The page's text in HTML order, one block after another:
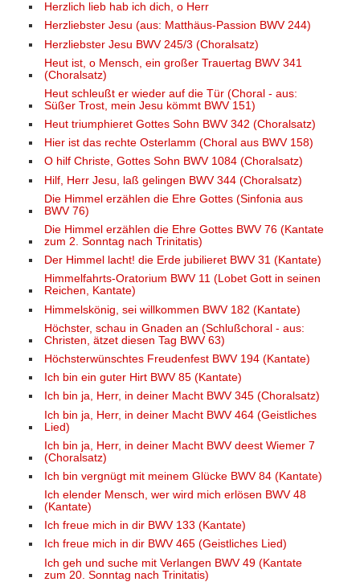
Herzlich lieb hab ich dich, o Herr
Herzliebster Jesu (aus: Matthäus-Passion BWV 244)
Herzliebster Jesu BWV 245/3 (Choralsatz)
Heut ist, o Mensch, ein großer Trauertag BWV 341
(Choralsatz)
Heut schleußt er wieder auf die Tür (Choral - aus:
Süßer Trost, mein Jesu kömmt BWV 151)
Heut triumphieret Gottes Sohn BWV 342 (Choralsatz)
Hier ist das rechte Osterlamm (Choral aus BWV 158)
O hilf Christe, Gottes Sohn BWV 1084 (Choralsatz)
Hilf, Herr Jesu, laß gelingen BWV 344 (Choralsatz)
Die Himmel erzählen die Ehre Gottes (Sinfonia aus
BWV 76)
Die Himmel erzählen die Ehre Gottes BWV 76 (Kantate
zum 2. Sonntag nach Trinitatis)
Der Himmel lacht! die Erde jubilieret BWV 31 (Kantate)
Himmelfahrts-Oratorium BWV 11 (Lobet Gott in seinen
Reichen, Kantate)
Himmelskönig, sei willkommen BWV 182 (Kantate)
Höchster, schau in Gnaden an (Schlußchoral - aus:
Christen, ätzet diesen Tag BWV 63)
Höchsterwünschtes Freudenfest BWV 194 (Kantate)
Ich bin ein guter Hirt BWV 85 (Kantate)
Ich bin ja, Herr, in deiner Macht BWV 345 (Choralsatz)
Ich bin ja, Herr, in deiner Macht BWV 464 (Geistliches
Lied)
Ich bin ja, Herr, in deiner Macht BWV deest Wiemer 7
(Choralsatz)
Ich bin vergnügt mit meinem Glücke BWV 84 (Kantate)
Ich elender Mensch, wer wird mich erlösen BWV 48
(Kantate)
Ich freue mich in dir BWV 133 (Kantate)
Ich freue mich in dir BWV 465 (Geistliches Lied)
Ich geh und suche mit Verlangen BWV 49 (Kantate
zum 20. Sonntag nach Trinitatis)